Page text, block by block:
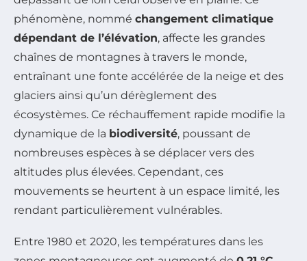
phénomène, nommé changement climatique
dépendant de l’élévation, affecte les grandes
chaînes de montagnes à travers le monde,
entraînant une fonte accélérée de la neige et des
glaciers ainsi qu’un dérèglement des
écosystèmes. Ce réchauffement rapide modifie la
dynamique de la biodiversité, poussant de
nombreuses espèces à se déplacer vers des
altitudes plus élevées. Cependant, ces
mouvements se heurtent à un espace limité, les
rendant particulièrement vulnérables.
Entre 1980 et 2020, les températures dans les